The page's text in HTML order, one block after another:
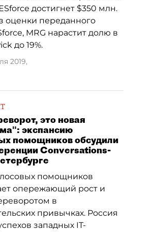
достигнет $350 млн.
оценки переданного
MRG нарастит долю в
до 19%.
2019,
это новая
экспансию
помощников обсудили
Conversations-
помощников
опережающий рост и
в
привычках. Россия
западных IT-